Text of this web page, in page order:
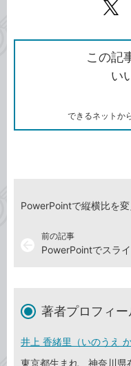
X
で
シ
ェ
ア
この記
い
できるネットか
前の記事
PowerPointでスラ
著者プロフィー
井上 香緒里（いのうえ か
東京都生まれ、神奈川県